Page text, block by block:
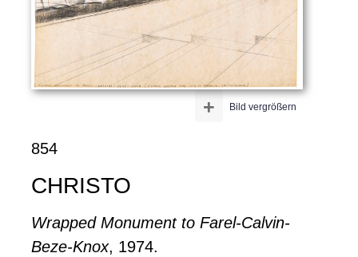
Bild vergrößern
+
854
CHRISTO
Wrapped Monument to Farel-Calvin-
Beze-Knox, 1974.